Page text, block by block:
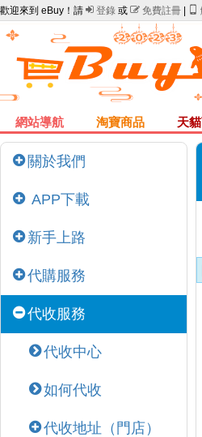
歡迎來到 eBuy！請  登錄 或  免費註冊
網站導航 淘寶商品 天
關於我們
APP下載
新手上路
代購服務
代收服務
代收中心
如何代收
代收地址（門店）